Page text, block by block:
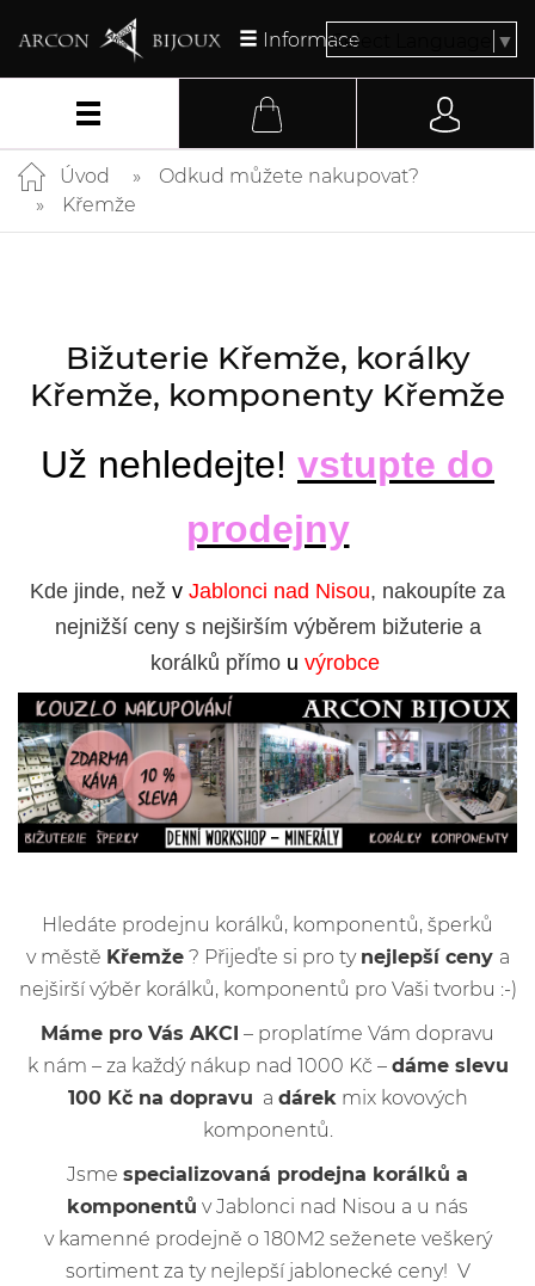
InformaceSelect Language ▼
Úvod
Odkud můžete nakupovat?
Křemže
Bižuterie Křemže, korálky
Křemže, komponenty Křemže
Už nehledejte! vstupte do
prodejny
Kde jinde, než v Jablonci nad Nisou, nakoupíte za
nejnižší ceny s nejširším výběrem bižuterie a
korálků přímo u výrobce
Hledáte prodejnu korálků, komponentů, šperků
v městě Křemže? Přijeďte si pro ty nejlepší ceny a
nejširší výběr korálků, komponentů pro Vaši tvorbu :-)
Máme pro Vás AKCI – proplatíme Vám dopravu
k nám – za každý nákup nad 1000 Kč – dáme slevu
100 Kč na dopravu a dárek mix kovových
komponentů.
Jsme specializovaná prodejna korálků a
komponentů v Jablonci nad Nisou a u nás
v kamenné prodejně o 180M2 seženete veškerý
sortiment za ty nejlepší jablonecké ceny! V